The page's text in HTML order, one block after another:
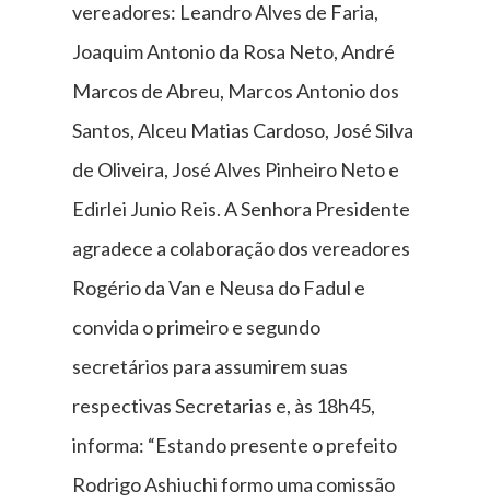
vereadores: Leandro Alves de Faria,
Joaquim Antonio da Rosa Neto, André
Marcos de Abreu, Marcos Antonio dos
Santos, Alceu Matias Cardoso, José Silva
de Oliveira, José Alves Pinheiro Neto e
Edirlei Junio Reis. A Senhora Presidente
agradece a colaboração dos vereadores
Rogério da Van e Neusa do Fadul e
convida o primeiro e segundo
secretários para assumirem suas
respectivas Secretarias e, às 18h45,
informa: “Estando presente o prefeito
Rodrigo Ashiuchi formo uma comissão